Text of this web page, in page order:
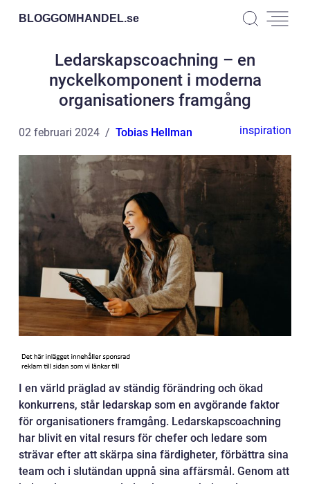
BLOGGOMHANDEL.se
Ledarskapscoachning – en
nyckelkomponent i moderna
organisationers framgång
02 februari 2024 Tobias Hellman inspiration
I en värld präglad av ständig förändring och ökad
konkurrens, står ledarskap som en avgörande faktor
för organisationers framgång. Ledarskapscoachning
har blivit en vital resurs för chefer och ledare som
strävar efter att skärpa sina färdigheter, förbättra sina
team och i slutändan uppnå sina affärsmål. Genom att